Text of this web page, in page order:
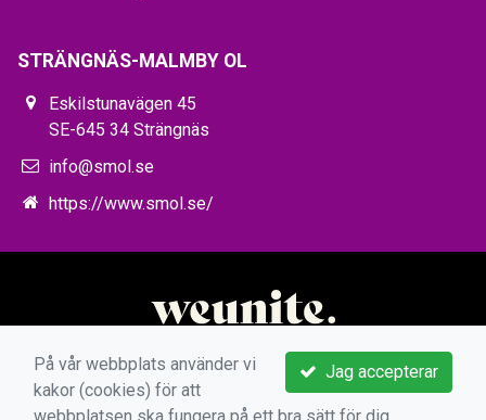
STRÄNGNÄS-MALMBY OL
Eskilstunavägen 45
SE-645 34 Strängnäs
info@smol.se
https://www.smol.se/
Jag accepterar
På vår webbplats använder vi
kakor (cookies) för att